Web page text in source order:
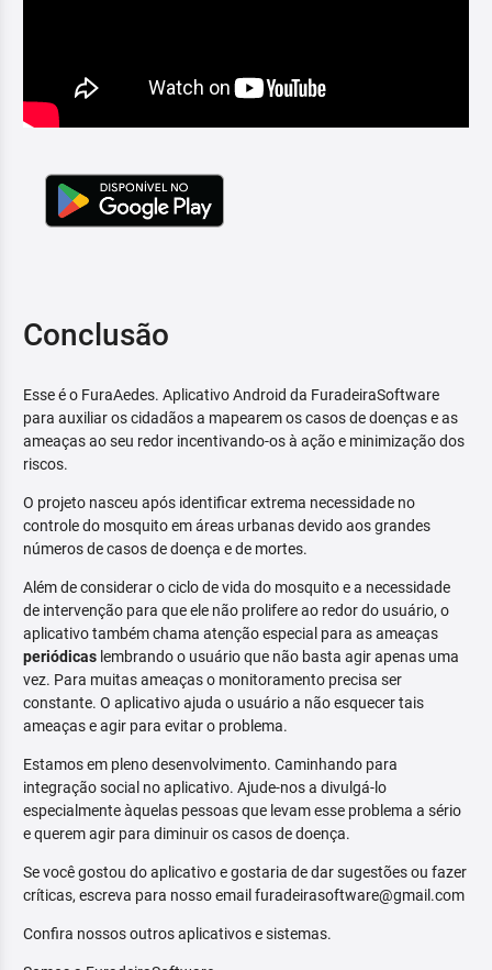
Conclusão
Esse é o FuraAedes. Aplicativo Android da FuradeiraSoftware
para auxiliar os cidadãos a mapearem os casos de doenças e as
ameaças ao seu redor incentivando-os à ação e minimização dos
riscos.
O projeto nasceu após identificar extrema necessidade no
controle do mosquito em áreas urbanas devido aos grandes
números de casos de doença e de mortes.
Além de considerar o ciclo de vida do mosquito e a necessidade
de intervenção para que ele não prolifere ao redor do usuário, o
aplicativo também chama atenção especial para as ameaças
periódicas lembrando o usuário que não basta agir apenas uma
vez. Para muitas ameaças o monitoramento precisa ser
constante. O aplicativo ajuda o usuário a não esquecer tais
ameaças e agir para evitar o problema.
Estamos em pleno desenvolvimento. Caminhando para
integração social no aplicativo. Ajude-nos a divulgá-lo
especialmente àquelas pessoas que levam esse problema a sério
e querem agir para diminuir os casos de doença.
Se você gostou do aplicativo e gostaria de dar sugestões ou fazer
críticas, escreva para nosso email furadeirasoftware@gmail.com
Confira nossos outros aplicativos e sistemas.